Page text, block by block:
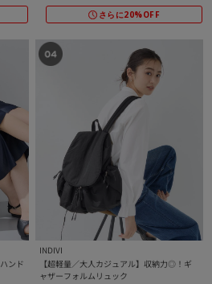
さらに20%OFF
ンド
INDIVI
【超軽量／大人カジュアル】収納力◎！ギ
ャザーフォルムリュック